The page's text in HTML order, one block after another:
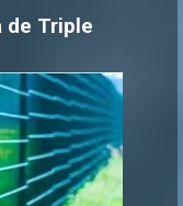
de Triple